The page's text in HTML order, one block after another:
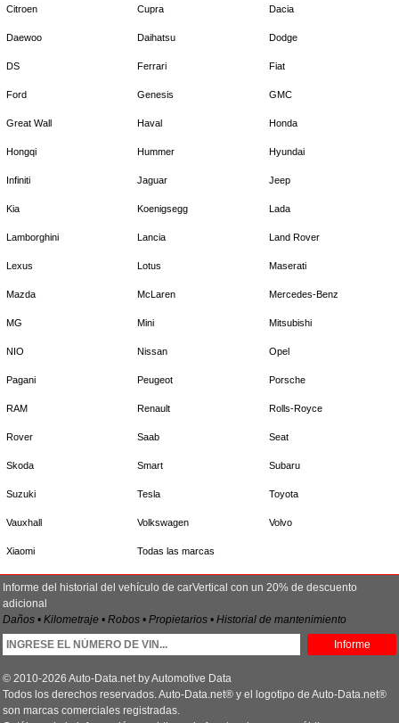
Citroen Cupra Dacia
Daewoo Daihatsu Dodge
DS Ferrari Fiat
Ford Genesis GMC
Great Wall Haval Honda
Hongqi Hummer Hyundai
Infiniti Jaguar Jeep
Kia Koenigsegg Lada
Lamborghini Lancia Land Rover
Lexus Lotus Maserati
Mazda McLaren Mercedes-Benz
MG Mini Mitsubishi
NIO Nissan Opel
Pagani Peugeot Porsche
RAM Renault Rolls-Royce
Rover Saab Seat
Skoda Smart Subaru
Suzuki Tesla Toyota
Vauxhall Volkswagen Volvo
Xiaomi Todas las marcas
Informe del historial del vehículo de carVertical con un 20% de descuento
adicional
Daños • Kilometraje • Robos • Propietarios • Historial de mantenimiento
Informe
© 2010-2026 Auto-Data.net by Automotive Data
Todos los derechos reservados. Auto-Data.net® y el logotipo de Auto-Data.net®
son marcas comerciales registradas.